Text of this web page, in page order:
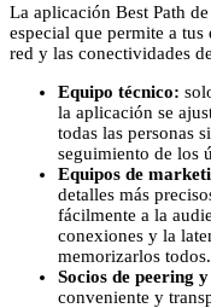
La aplicación Best Path
especial que permite a
red y las conectividades
Equipo técnico:
la aplicación se
todas las personas
seguimiento de los
Equipos de
detalles más
fácilmente a la
conexiones y la
memorizarlos todos.
Socios de peering
conveniente y